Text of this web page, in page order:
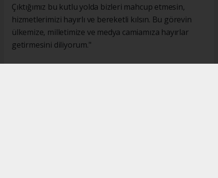
Çıktığımız bu kutlu yolda bizleri mahcup etmesin,
hizmetlerimizi hayırlı ve bereketli kılsın. Bu görevin
ülkemize, milletimize ve medya camiamıza hayırlar
getirmesini diliyorum."